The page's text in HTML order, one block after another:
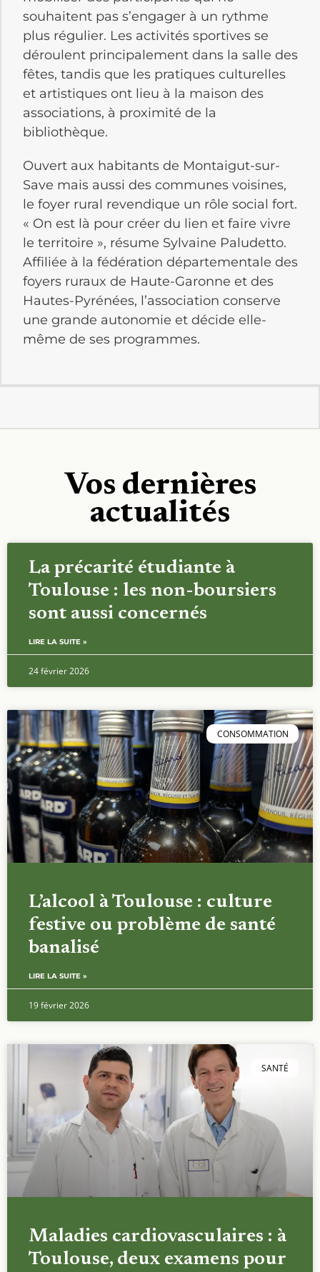
souhaitent pas s’engager à un rythme
plus régulier. Les activités sportives se
déroulent principalement dans la salle des
fêtes, tandis que les pratiques culturelles
et artistiques ont lieu à la maison des
associations, à proximité de la
bibliothèque.
Ouvert aux habitants de Montaigut-sur-
Save mais aussi des communes voisines,
le foyer rural revendique un rôle social fort.
« On est là pour créer du lien et faire vivre
le territoire », résume Sylvaine Paludetto.
Affiliée à la fédération départementale des
foyers ruraux de Haute-Garonne et des
Hautes-Pyrénées, l’association conserve
une grande autonomie et décide elle-
même de ses programmes.
Vos dernières
actualités
La précarité étudiante à
Toulouse : les non-boursiers
sont aussi concernés
LIRE LA SUITE »
24 février 2026
CONSOMMATION
L’alcool à Toulouse : culture
festive ou problème de santé
banalisé
LIRE LA SUITE »
19 février 2026
SANTÉ
Maladies cardiovasculaires : à
Toulouse, deux examens pour